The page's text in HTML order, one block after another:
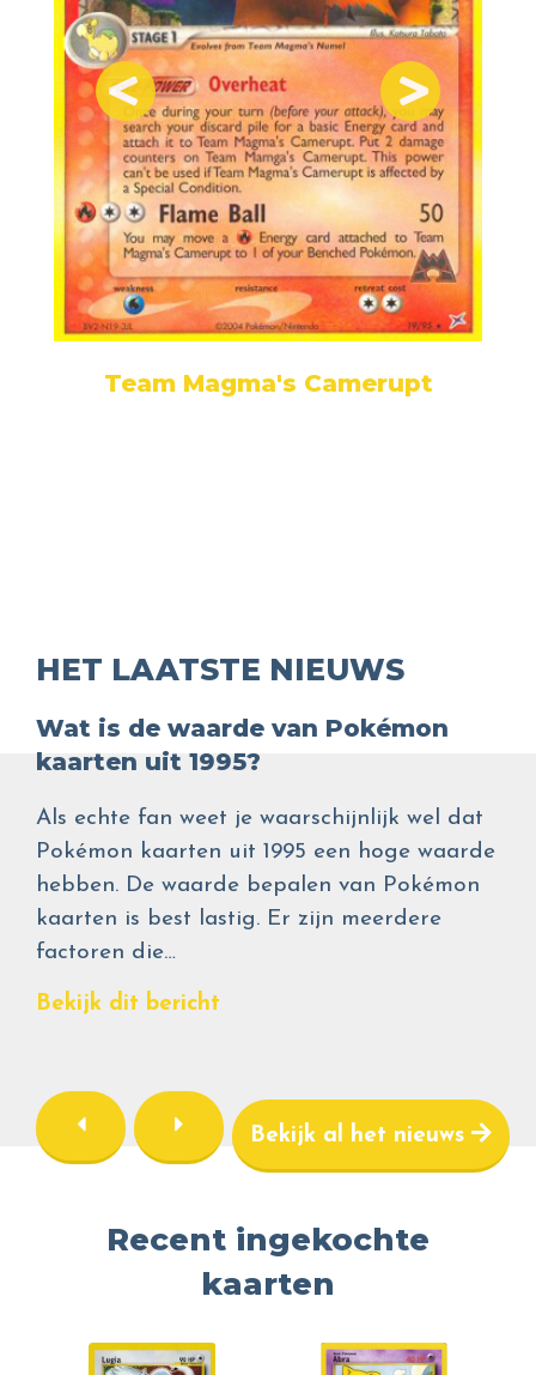
Team Magma's Camerupt
HET LAATSTE NIEUWS
Wat is de waarde van Pokémon
kaarten uit 1995?
Als echte fan weet je waarschijnlijk wel dat
Pokémon kaarten uit 1995 een hoge waarde
hebben. De waarde bepalen van Pokémon
kaarten is best lastig. Er zijn meerdere
factoren die…
Bekijk dit bericht
Bekijk al het nieuws
Recent ingekochte
kaarten